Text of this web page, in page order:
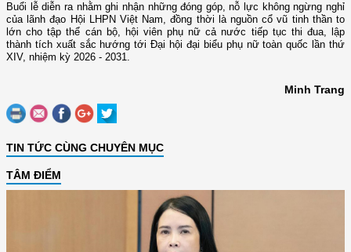
Buổi lễ diễn ra nhằm ghi nhận những đóng góp, nỗ lực không ngừng nghỉ
của lãnh đạo Hội LHPN Việt Nam, đồng thời là nguồn cổ vũ tinh thần to
lớn cho tập thể cán bộ, hội viên phụ nữ cả nước tiếp tục thi đua, lập
thành tích xuất sắc hướng tới Đại hội đại biểu phụ nữ toàn quốc lần thứ
XIV, nhiệm kỳ 2026 - 2031.
Minh Trang
TIN TỨC CÙNG CHUYÊN MỤC
TÂM ĐIỂM